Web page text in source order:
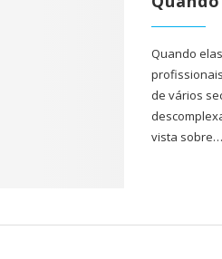
Quando
de vários
vista sobre…